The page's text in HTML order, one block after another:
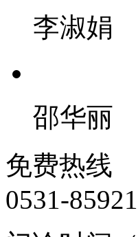
李淑娟
邵华丽
免费热线
0531-